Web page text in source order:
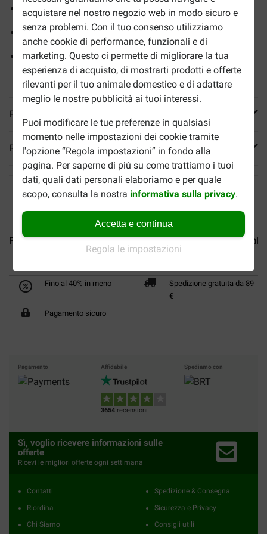
acquistare nel nostro negozio web in modo sicuro e
senza problemi. Con il tuo consenso utilizziamo
anche cookie di performance, funzionali e di
marketing. Questo ci permette di migliorare la tua
esperienza di acquisto, di mostrarti prodotti e offerte
rilevanti per il tuo animale domestico e di adattare
meglio le nostre pubblicità ai tuoi interessi.
Puoi modificare le tue preferenze in qualsiasi
momento nelle impostazioni dei cookie tramite
l'opzione “Regola impostazioni” in fondo alla
pagina. Per saperne di più su come trattiamo i tuoi
dati, quali dati personali elaboriamo e per quale
scopo, consulta la nostra informativa sulla privacy.
Accetta e continua
Regola le impostazioni
Contenuto energetico adeguato
Particolarmente appetibile per stimolare l'appetito
Suggerimento: Abbina questo alimento secco alcibo
umido Royal Canin Veterinary Renal
Più informazioni
Reviews
Royal Canin Veterinary... Royal Canin Veterinary... Royal
Fino al 40% in meno
Spedizione gratuita da 89
€
Pagamento sicuro
Pagamento Affidabile
3654 recensioni
Spediamo con
Sì, voglio ricevere informazioni sulle
offerte
Ricevi le migliori offerte ogni settimana
Contatti
Riordina
Chi Siamo
Spedizione & Consegna
Sicurezza e Privacy
Consigli utili